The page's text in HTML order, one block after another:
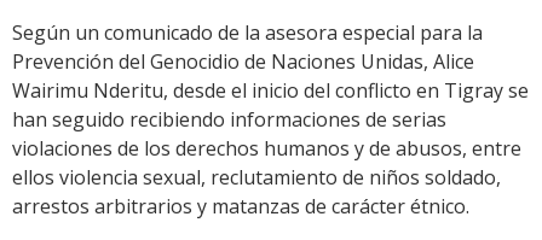
Según un comunicado de la asesora especial para la
Prevención del Genocidio de Naciones Unidas, Alice
Wairimu Nderitu, desde el inicio del conflicto en Tigray se
han seguido recibiendo informaciones de serias
violaciones de los derechos humanos y de abusos, entre
ellos violencia sexual, reclutamiento de niños soldado,
arrestos arbitrarios y matanzas de carácter étnico.